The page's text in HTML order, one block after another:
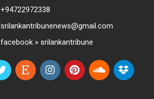
+94722972338
srilankantribunenews@gmail.com
facebook » srilankantribune